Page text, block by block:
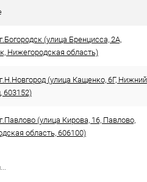
(улица Бренцисса, 2А,
Нижегородская область)
(улица Кащенко, 6Г, Нижний
603152)
(улица Кирова, 16, Павлово,
область, 606100)